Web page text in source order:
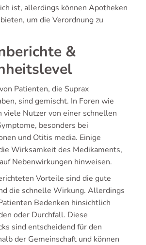
ist, allerdings können Apotheken
um die Verordnung zu
&
Patienten, die Suprax
sind gemischt. In Foren wie
viele Nutzer von einer schnellen
besonders bei
und Otitis media. Einige
Wirksamkeit des Medikaments,
Nebenwirkungen hinweisen.
Vorteile sind die gute
die schnelle Wirkung. Allerdings
Bedenken hinsichtlich
oder Durchfall. Diese
sind entscheidend für den
der Gemeinschaft und können